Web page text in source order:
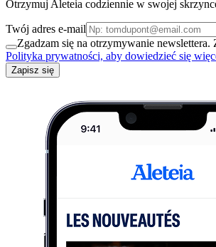
Otrzymuj Aleteia codziennie w swojej
Twój adres e-mail
Zgadzam się na otrzymywanie newslettera.
Polityka prywatności, aby dowiedzieć się
Zapisz się